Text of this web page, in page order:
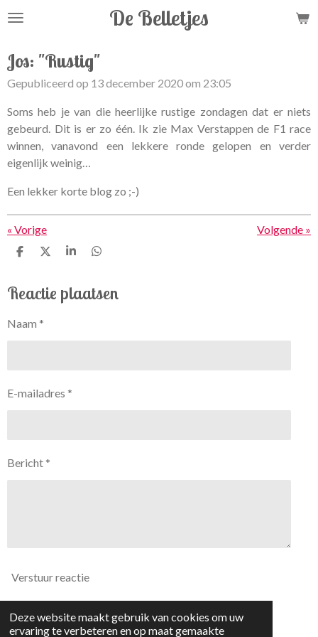
Deze website maakt gebruik van cookies om uw
ervaring te verbeteren en op maat gemaakte
Ga
de
hoofdinhoud
De Belletjes
Jos: "Rustig"
Gepubliceerd op 13 december 2020 om 23:05
Soms heb je van die heerlijke rustige zondagen dat er niets
gebeurd. Dit is er zo één. Ik zie Max Verstappen de F1 race
winnen, vanavond een lekkere ronde gelopen en verder
eigenlijk weinig…
Een lekker korte blog zo ;-)
« Vorige Volgende »
D
e
n
D
l
S
r
e
D
e
n
Reactie plaatsen
Naam *
E-mailadres *
Bericht *
Verstuur reactie
Reacties